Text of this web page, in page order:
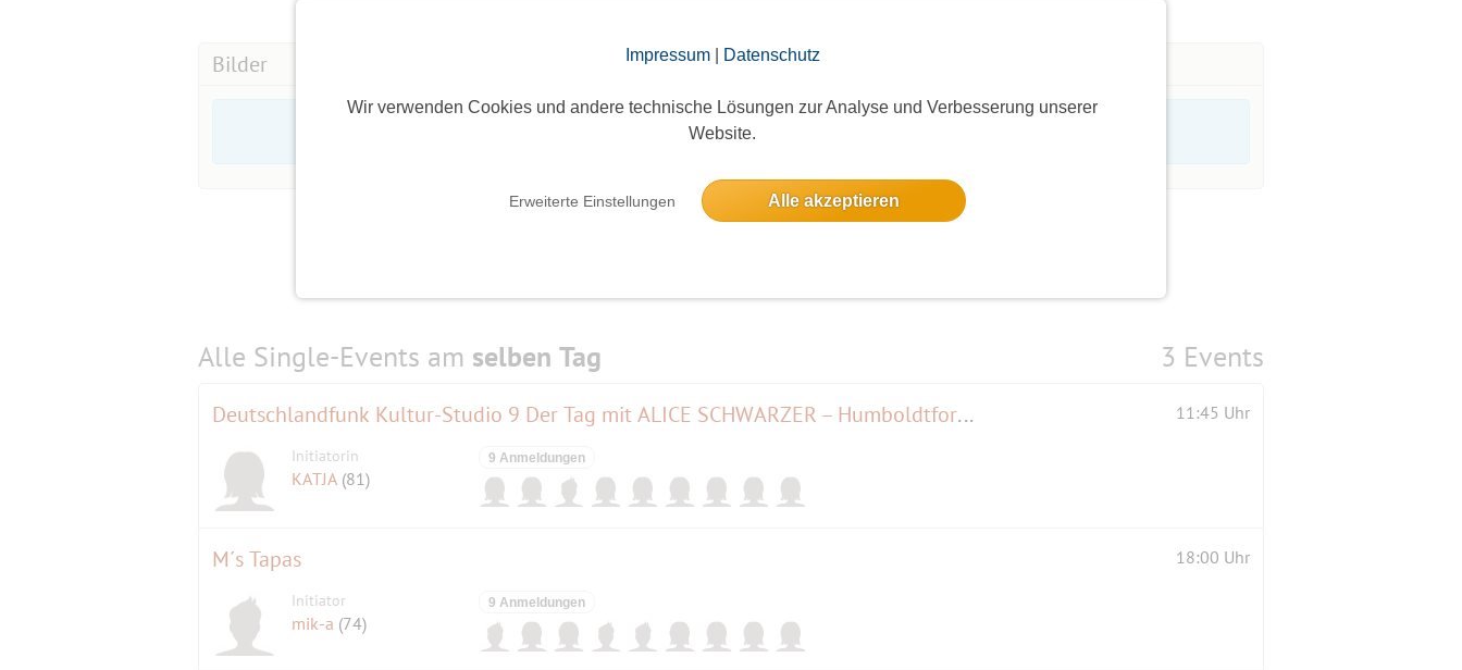
Impressum| Datenschutz
Wir verwenden Cookies und andere technische Lösungen zur Analyse und Verbesserung unserer
Website.
Erweiterte Einstellungen Alle akzeptieren
Bilder
Die Bildergalerien sind nur für eingeloggte Mitglieder sichtbar.
Alle Single-Events am selben Tag 3 Events
Deutschlandfunk Kultur-Studio 9 Der Tag mit ALICE SCHWARZER – Humboldtforum 11:45 Uhr
Initiatorin
KATJA (81)
9 Anmeldungen
M´s Tapas 18:00 Uhr
Initiator
mik-a (74)
9 Anmeldungen